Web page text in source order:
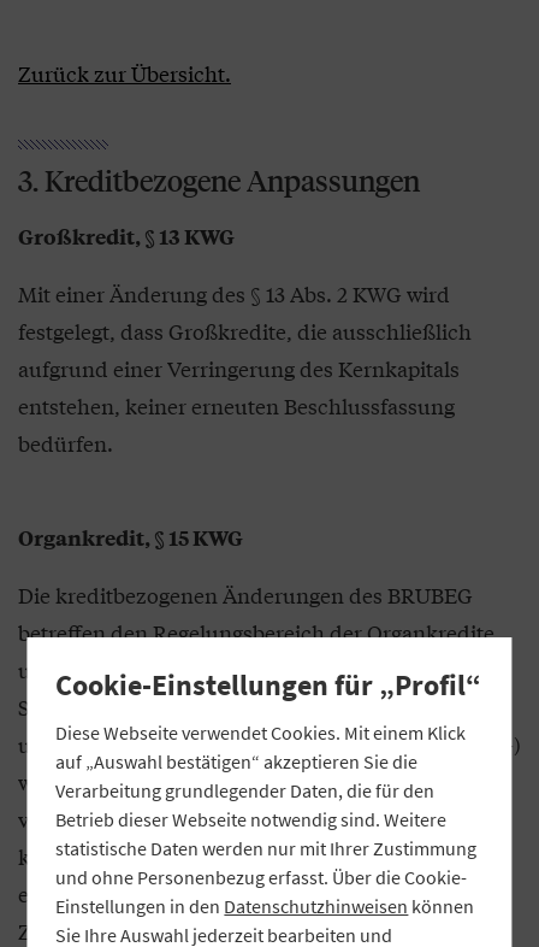
Zurück zur Übersicht.
3. Kreditbezogene Anpassungen
Großkredit, § 13 KWG
Mit einer Änderung des § 13 Abs. 2 KWG wird
festgelegt, dass Großkredite, die ausschließlich
aufgrund einer Verringerung des Kernkapitals
entstehen, keiner erneuten Beschlussfassung
bedürfen.
Organkredit, § 15 KWG
Die kreditbezogenen Änderungen des BRUBEG
betreffen den Regelungsbereich der Organkredite
und -geschäfte (§ 15 KWG). Der absolute
Schwellenwert für Unternehmens-Organkredite
und zugleich Organgeschäfte (§ 15 Abs. 3 Nr. 2 KWG)
wurde auf 100.000 Euro angehoben und damit
verdoppelt. Dies dürfte in der Regel nur für sehr
kleine Institute eine positive Auswirkung auf die
erforderlichen Beschlussfassungspflichten haben.
Zudem wurde die lange geforderte Bagatellgrenze
Cookie-Einstellungen für „Profil“
Diese Webseite verwendet Cookies. Mit einem Klick
auf „Auswahl bestätigen“ akzeptieren Sie die
Verarbeitung grundlegender Daten, die für den
Betrieb dieser Webseite notwendig sind. Weitere
statistische Daten werden nur mit Ihrer Zustimmung
und ohne Personenbezug erfasst. Über die Cookie-
Einstellungen in den Datenschutzhinweisen können
Sie Ihre Auswahl jederzeit bearbeiten und